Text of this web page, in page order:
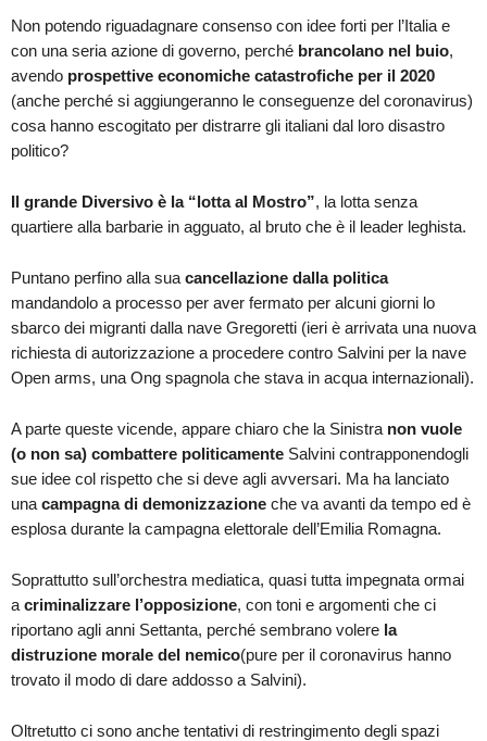
Non potendo riguadagnare consenso con idee forti per l’Italia e
con una seria azione di governo, perché brancolano nel buio,
avendo prospettive economiche catastrofiche per il 2020
(anche perché si aggiungeranno le conseguenze del coronavirus)
cosa hanno escogitato per distrarre gli italiani dal loro disastro
politico?
Il grande Diversivo è la “lotta al Mostro”, la lotta senza
quartiere alla barbarie in agguato, al bruto che è il leader leghista.
Puntano perfino alla sua cancellazione dalla politica
mandandolo a processo per aver fermato per alcuni giorni lo
sbarco dei migranti dalla nave Gregoretti (ieri è arrivata una nuova
richiesta di autorizzazione a procedere contro Salvini per la nave
Open arms, una Ong spagnola che stava in acqua internazionali).
A parte queste vicende, appare chiaro che la Sinistra non vuole
(o non sa) combattere politicamente Salvini contrapponendogli
sue idee col rispetto che si deve agli avversari. Ma ha lanciato
una campagna di demonizzazione che va avanti da tempo ed è
esplosa durante la campagna elettorale dell’Emilia Romagna.
Soprattutto sull’orchestra mediatica, quasi tutta impegnata ormai
a criminalizzare l’opposizione, con toni e argomenti che ci
riportano agli anni Settanta, perché sembrano volere la
distruzione morale del nemico(pure per il coronavirus hanno
trovato il modo di dare addosso a Salvini).
Oltretutto ci sono anche tentativi di restringimento degli spazi